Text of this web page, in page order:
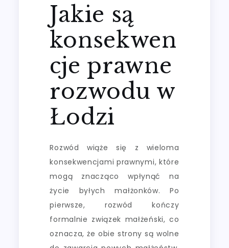
Jakie są
konsekwen
cje prawne
rozwodu w
Łodzi
Rozwód wiąże się z wieloma
konsekwencjami prawnymi, które
mogą znacząco wpłynąć na
życie byłych małżonków. Po
pierwsze, rozwód kończy
formalnie związek małżeński, co
oznacza, że obie strony są wolne